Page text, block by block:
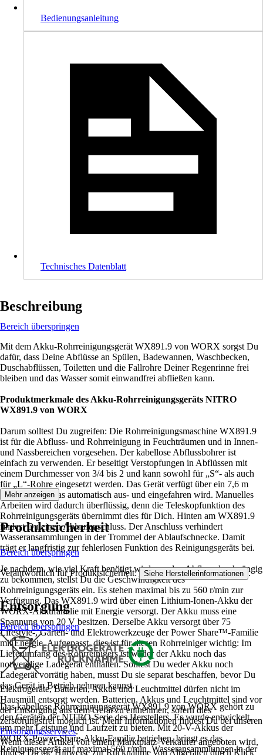
Bedienungsanleitung
Technisches Datenblatt
Beschreibung
Bereich überspringen
Mit dem Akku-Rohrreinigungsgerät WX891.9 von WORX sorgst Du
dafür, dass Deine Abflüsse an Spülen, Badewannen, Waschbecken,
Duschabflüssen, Toiletten und die Fallrohre Deiner Regenrinne frei
bleiben und das Wasser somit einwandfrei abfließen kann.
Produktmerkmale des Akku-Rohrreinigungsgeräts NITRO
WX891.9 von WORX
Darum solltest Du zugreifen: Die Rohrreinigungsmaschine WX891.9
ist für die Abfluss- und Rohrreinigung in Feuchträumen und in Innen-
und Nassbereichen vorgesehen. Der kabellose Abflussbohrer ist
einfach zu verwenden. Er beseitigt Verstopfungen in Abflüssen mit
einem Durchmesser von 3/4 bis 2 und kann sowohl für „S“- als auch
für „L“-Rohre eingesetzt werden. Das Gerät verfügt über ein 7,6 m
langes Kabel, das automatisch aus- und eingefahren wird. Manuelles
Arbeiten wird dadurch überflüssig, denn die Teleskopfunktion des
Rohrreinigungsgeräts übernimmt dies für Dich. Hinten am WX891.9
findest Du einen Ablaufanschluss. Der Anschluss verhindert
Wasseransammlungen in der Trommel der Ablaufschnecke. Damit
trägt er langfristig zur fehlerlosen Funktion des Reinigungsgeräts bei.
Je nachdem, wie viel Kraft benötigt wird, um den Abfluss durchgängig
zu bekommen, stellst Du die Geschwindigkeit des
Rohrreinigungsgeräts ein. Es stehen maximal bis zu 560 r/min zur
Verfügung. Das WX891.9 wird über einen Lithium-Ionen-Akku der
WORX-Akkufamilie mit Energie versorgt. Der Akku muss eine
Spannung von 20 V besitzen. Derselbe Akku versorgt über 75
Lifestyle-, Garten- und Elektrowerkzeuge der Power Share™-Familie
mit Energie. Aufgepasst, dies ist für diesen Rohrreiniger wichtig: Im
Lieferumfang des Rohrreinigers ist weder der Akku noch das
notwendige Ladegerät enthalten. Solltest Du weder Akku noch
Ladegerät vorrätig haben, musst Du sie separat beschaffen, bevor Du
das Gerät in Betrieb nehmen kannst.
Das kabellose Rohrreinigungsgerät WX891.9 von WORX gehört zu
den Geräten der NITRO-Serie des Herstellers. Es wurde entwickelt,
um mehr Leistung und Laufzeit zu bieten. Mit 20-V-Akkus der
WORX-Power-Share-Akku-Familie betrieben, bringt es das
Reinigungsgerät auf maximal 560 r/min. Wasseransammlungen in der
Mehr anzeigen
Produktsicherheit
Bereich überspringen
Verantwortlich für Produktsicherheit: Siehe Herstellerinformationen .
Entsorgung
Bereich überspringen
Elektrogeräte, Batterien, Akkus und Leuchtmittel dürfen nicht im
Hausmüll entsorgt werden. Batterien, Akkus und Leuchtmittel sind vor
der Entsorgung aus dem Gerät zu entnehmen, sofern dies
zerstörungsfrei möglich ist. Mehr Informationen findest Du bei unseren
Entsorgungsservices.
Wenn dieser Artikel von einem Marktplatz-Verkäufer angeboten wird,
findest Du die Hinweise zur Rücknahme von Altgeräten durch Klick